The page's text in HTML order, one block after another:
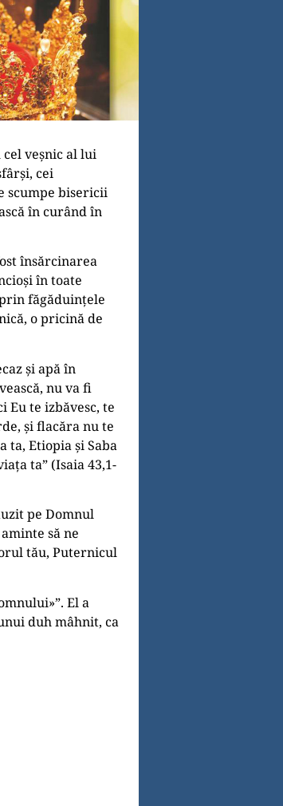
veșnic al lui
cei
scumpe bisericii
în curând în
însărcinarea
în toate
făgăduinţele
o pricină de
și apă în
nu va fi
Eu te izbăvesc, te
și flacăra nu te
ta, Etiopia și Saba
ta” (Isaia 43,1-
pe Domnul
să ne
tău, Puternicul
El a
duh mâhnit, ca